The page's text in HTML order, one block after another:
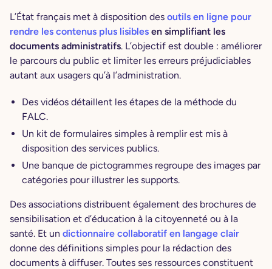
L’État français met à disposition des outils en ligne pour
rendre les contenus plus lisibles en simplifiant les
documents administratifs. L’objectif est double : améliorer
le parcours du public et limiter les erreurs préjudiciables
autant aux usagers qu’à l’administration.
Des vidéos détaillent les étapes de la méthode du
FALC.
Un kit de formulaires simples à remplir est mis à
disposition des services publics.
Une banque de pictogrammes regroupe des images par
catégories pour illustrer les supports.
Des associations distribuent également des brochures de
sensibilisation et d’éducation à la citoyenneté ou à la
santé. Et un dictionnaire collaboratif en langage clair
donne des définitions simples pour la rédaction des
documents à diffuser. Toutes ses ressources constituent